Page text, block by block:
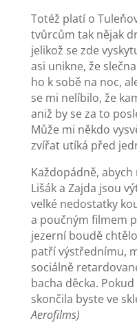
Totéž platí o
tvůrcům tak nějak
jelikož se zde
asi unikne, že
ho k sobě na noc,
se mi nelíbilo, že
aniž by se za to
Může mi někdo
zvířat utíká před
Každopádně,
Lišák a Zajda jsou
velké nedostatky
a poučným filmem
jezerní boudě
patří výstřednímu,
sociálně
bacha děcka.
skončila byste ve
Aerofilms)